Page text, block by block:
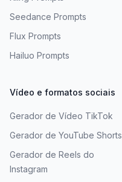
Seedance Prompts
Flux Prompts
Hailuo Prompts
Vídeo e formatos sociais
Gerador de Vídeo TikTok
Gerador de YouTube Shorts
Gerador de Reels do
Instagram